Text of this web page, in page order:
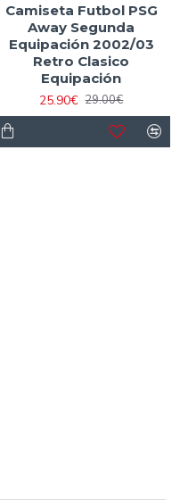
Camiseta Futbol PSG
Away Segunda
Equipación 2002/03
Retro Clasico
Equipación
25.90€ 29.00€